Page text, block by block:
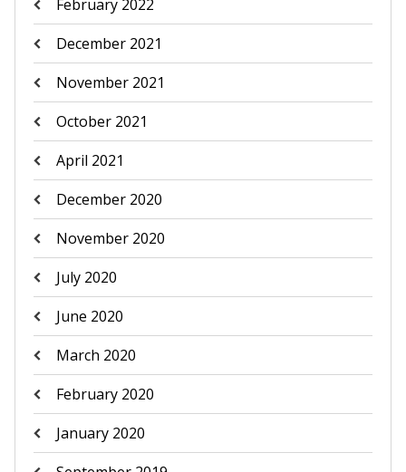
February 2022
December 2021
November 2021
October 2021
April 2021
December 2020
November 2020
July 2020
June 2020
March 2020
February 2020
January 2020